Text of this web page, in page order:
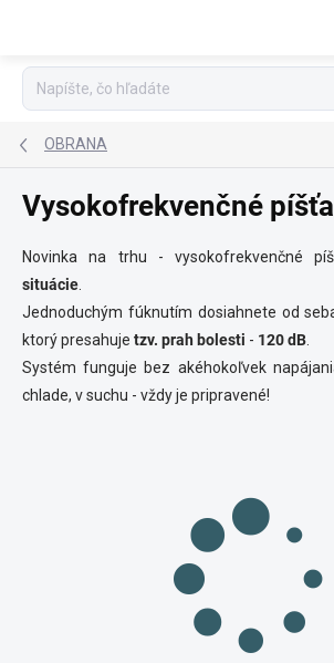
OBRANA
Vysokofrekvenčné
Novinka na trhu - vysokofrekvenčné
situácie
Jednoduchým fúknutím dosiahnete od
ktorý presahuje tzv. prah bolesti - 120 dB
Systém funguje bez akéhokoľvek
chlade, v suchu - vždy je pripravené!